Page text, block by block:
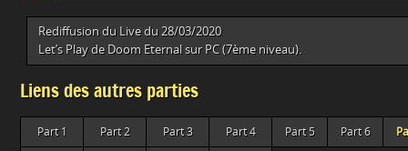
Rediffusion du Live du 28/03/2020
Let’s Play de Doom Eternal sur PC (7ème niveau).
Liens des autres parties
Part 1 Part 2 Part 3 Part 4 Part 5 Part 6